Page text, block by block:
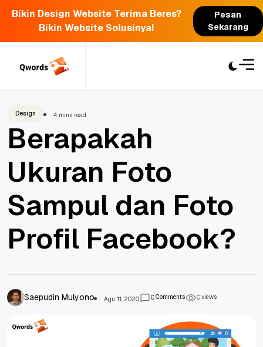
Bikin Design Website Terima Beres?
Bikin Website Solusinya!
Pesan
Sekarang
Design 4 mins read
Berapakah
Ukuran Foto
Sampul dan Foto
Profil Facebook?
Saepudin Mulyono Agu 11, 2020 0Comments 0views